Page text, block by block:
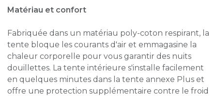
Matériau et confort
Fabriquée dans un matériau poly-coton respirant, la
tente bloque les courants d'air et emmagasine la
chaleur corporelle pour vous garantir des nuits
douillettes. La tente intérieure s'installe facilement
en quelques minutes dans la tente annexe Plus et
offre une protection supplémentaire contre le froid